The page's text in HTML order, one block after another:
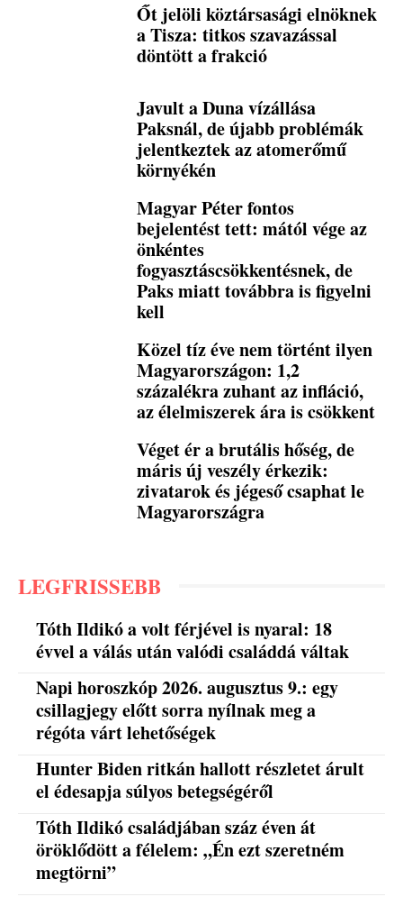
Őt jelöli köztársasági elnöknek
a Tisza: titkos szavazással
döntött a frakció
Javult a Duna vízállása
Paksnál, de újabb problémák
jelentkeztek az atomerőmű
környékén
Magyar Péter fontos
bejelentést tett: mától vége az
önkéntes
fogyasztáscsökkentésnek, de
Paks miatt továbbra is figyelni
kell
Közel tíz éve nem történt ilyen
Magyarországon: 1,2
százalékra zuhant az infláció,
az élelmiszerek ára is csökkent
Véget ér a brutális hőség, de
máris új veszély érkezik:
zivatarok és jégeső csaphat le
Magyarországra
LEGFRISSEBB
Tóth Ildikó a volt férjével is nyaral: 18
évvel a válás után valódi családdá váltak
Napi horoszkóp 2026. augusztus 9.: egy
csillagjegy előtt sorra nyílnak meg a
régóta várt lehetőségek
Hunter Biden ritkán hallott részletet árult
el édesapja súlyos betegségéről
Tóth Ildikó családjában száz éven át
öröklődött a félelem: „Én ezt szeretném
megtörni”